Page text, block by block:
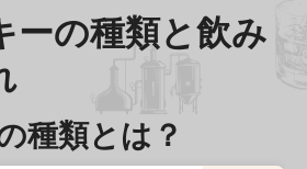
ーの種類と飲み
種類とは？